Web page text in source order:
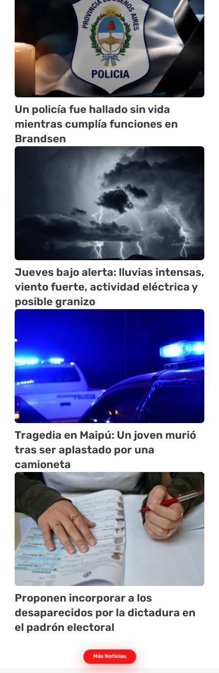
Un policía fue hallado sin vida
mientras cumplía funciones en
Brandsen
Jueves bajo alerta: lluvias intensas,
viento fuerte, actividad eléctrica y
posible granizo
Tragedia en Maipú: Un joven murió
tras ser aplastado por una
camioneta
Proponen incorporar a los
desaparecidos por la dictadura en
el padrón electoral
Más Noticias